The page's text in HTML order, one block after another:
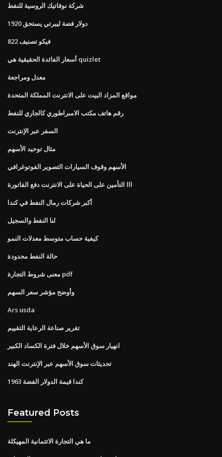
شركة نوفاتيك الروسية للنفط
1920 دولار فضة ليبرتي يستحق
فيكو تصنيف 822
أسعار الفائدة الحقيقية هي quizlet
معدل ومراجعة
مواقع المزاد البيت على الانترنت المملكة المتحدة
رقم هاتف مكتب الامبراطوري كالجاري للنفط
السفر عبر الإنترنت
مثال توحيد الأسهم
الأسهم وقوف السيارات التصوير الفوتوغرافي
ااا التأمين على الحياة على الانترنت دفع الفاتورة
أكبر شركات رمال النفط في كندا
لنا النفط والسجيل
كيفية حساب متوسط ​​معدلات النمو
حالة النفط محدودة
معنى شروط التجارة pdf
وأوضح مؤشر سعر السهم
Ars usda
تقرير صناعة الرعاية التقييم
انهيار سوق الأسهم خلال فترة الكساد الكبير
تحديثات سوق الأسهم عبر الإنترنت الهند
1963 كندا قيمة الدولار الفضة
Featured Posts
ما هي التجارة الائتمانية المهيكلة